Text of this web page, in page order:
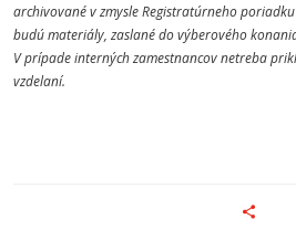
archivované v zmysle Registratúrneho poriadku
budú materiály, zaslané do výberového
V prípade interných zamestnancov netreba
vzdelaní.